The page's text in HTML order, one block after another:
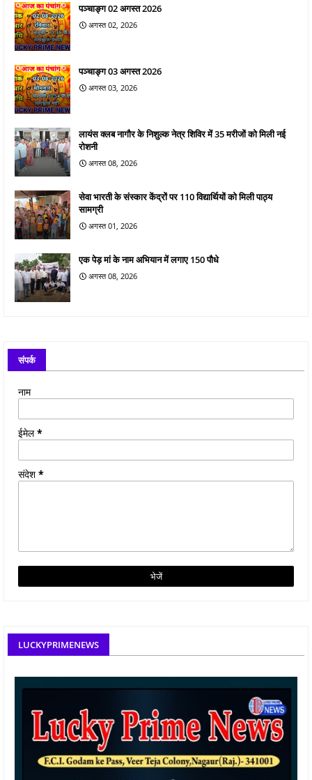
पञ्चाङ्ग 02 अगस्त 2026
अगस्त 02, 2026
पञ्चाङ्ग 03 अगस्त 2026
अगस्त 03, 2026
लायंस क्लब नागौर के निशुल्क नेत्र शिविर में 35 मरीजों को मिली नई
रोशनी
अगस्त 08, 2026
सेवा भारती के संस्कार केंद्रों पर 110 विद्यार्थियों को मिली पाठ्य
सामग्री
अगस्त 01, 2026
एक पेड़ मां के नाम अभियान में लगाए 150 पौधे
अगस्त 08, 2026
संपर्क
नाम
ईमेल*
संदेश*
LUCKYPRIMENEWS